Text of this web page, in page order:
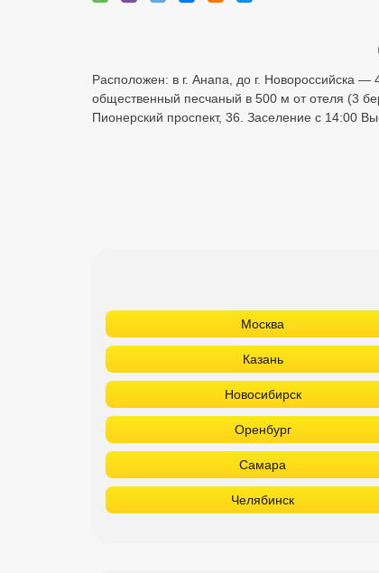
Расположен: в г. Анапа, до г. Новороссийска
общественный песчаный в 500 м от отеля (3
Пионерский проспект, 36. Заселение с 14:00
Москва
Казань
Новосибирск
Оренбург
Самара
Челябинск